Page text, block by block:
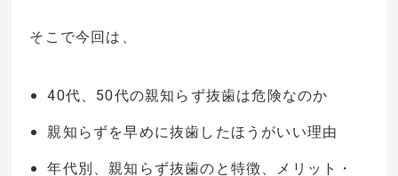
そこで今回は、
40代、50代の親知らず抜歯は危険なのか
親知らずを早めに抜歯したほうがいい理由
年代別、親知らず抜歯のと特徴、メリット・